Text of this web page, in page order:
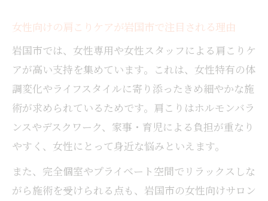
女性向けの肩こりケアが岩国市で注目される理由
岩国市では、女性専用や女性スタッフによる肩こりケ
アが高い支持を集めています。これは、女性特有の体
調変化やライフスタイルに寄り添ったきめ細やかな施
術が求められているためです。肩こりはホルモンバラ
ンスやデスクワーク、家事・育児による負担が重なり
やすく、女性にとって身近な悩みといえます。
また、完全個室やプライベート空間でリラックスしな
がら施術を受けられる点も、岩国市の女性向けサロン